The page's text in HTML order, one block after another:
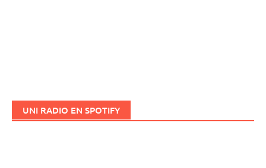
UNI RADIO EN SPOTIFY